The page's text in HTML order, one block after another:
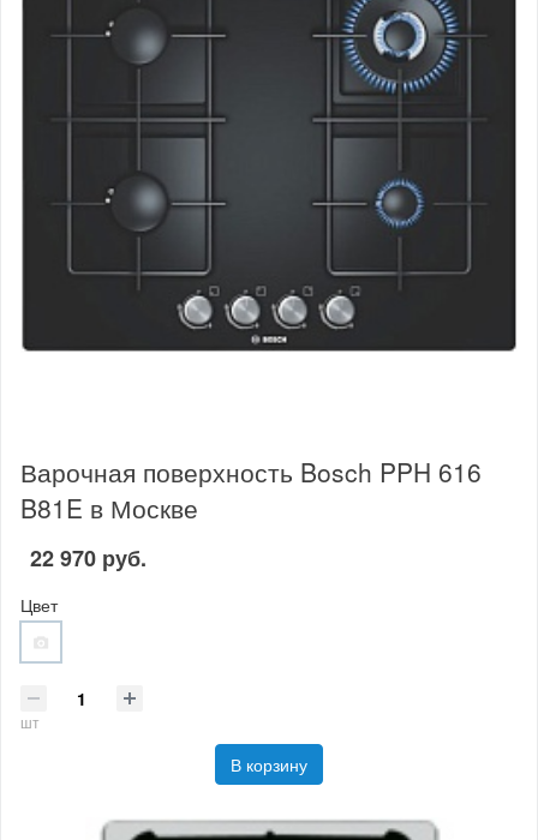
Варочная поверхность Bosch PPH 616
B81E в Москве
22 970 руб.
Цвет
шт
В корзину